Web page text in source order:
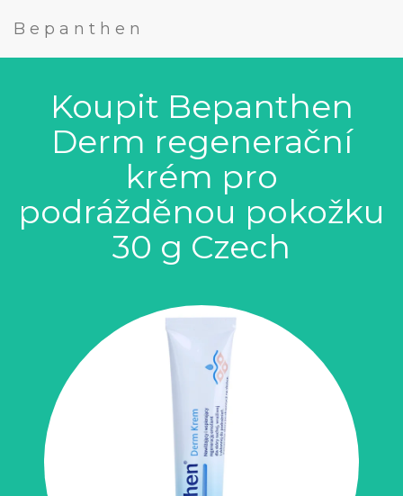
Bepanthen
Koupit Bepanthen
Derm regenerační
krém pro
podrážděnou pokožku
30 g Czech